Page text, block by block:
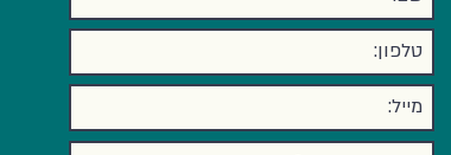
מנהלי מש"א בשנת 2026: אנחנו
כבר לא "שוטרי נוכחות", אלא
"אדריכלי חוסן"
הדבר